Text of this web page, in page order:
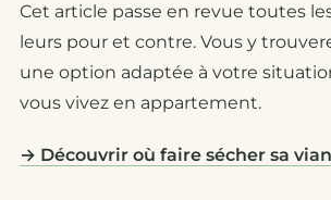
Cet article passe en revue toutes
leurs pour et contre. Vous y
une option adaptée à votre
vous vivez en appartement.
→ Découvrir où faire sécher sa